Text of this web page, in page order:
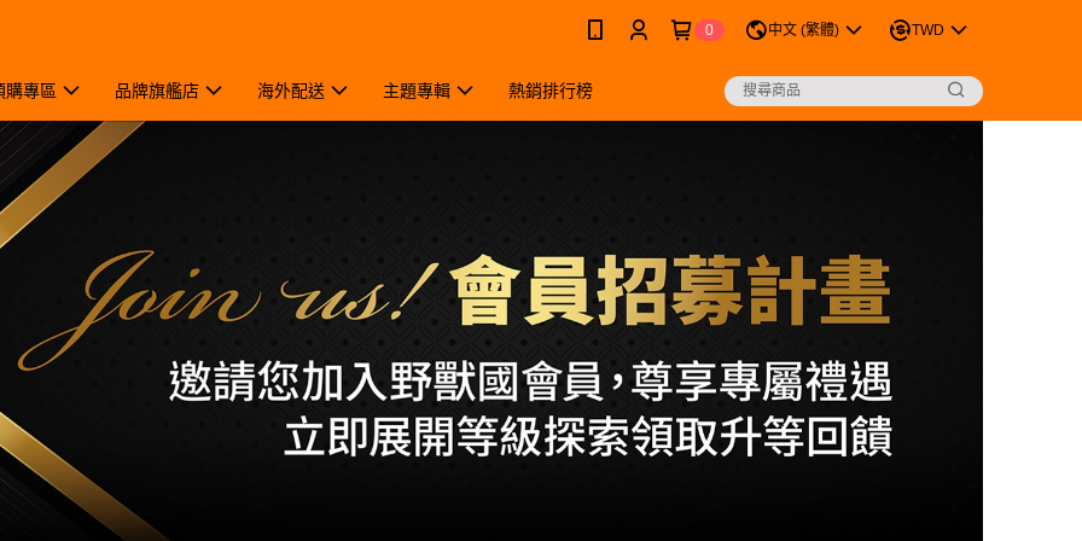
0 中文 (繁體) TWD
購專區 品牌旗艦店 海外配送 主題專輯 熱銷排行榜